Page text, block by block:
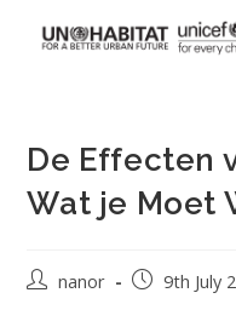
De Effecten
Wat je Moet
nanor 9th July